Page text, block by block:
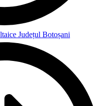
Județul Botoșani